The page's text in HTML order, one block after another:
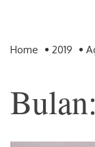
Home 2019